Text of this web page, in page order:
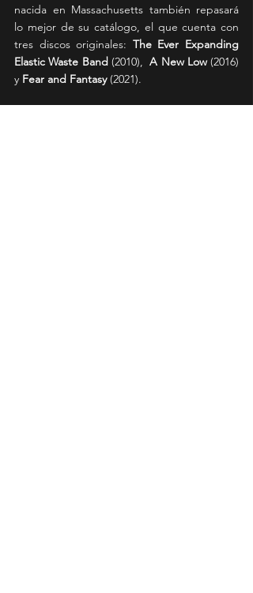
nacida en Massachusetts también repasará
lo mejor de su catálogo, el que cuenta con
tres discos originales: The Ever Expanding
Elastic Waste Band (2010), A New Low (2016)
y Fear and Fantasy (2021).